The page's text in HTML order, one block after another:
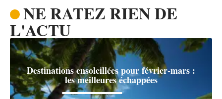
NE RATEZ RIEN DE
L'ACTU
Destinations ensoleillées pour février-mars :
les meilleures échappées